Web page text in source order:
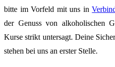
bitte im Vorfeld mit uns in
der Genuss von alkoholischen
Kurse strikt untersagt. Deine
stehen bei uns an erster Stelle.